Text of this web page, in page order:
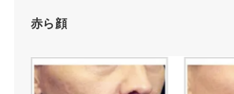
赤ら顔